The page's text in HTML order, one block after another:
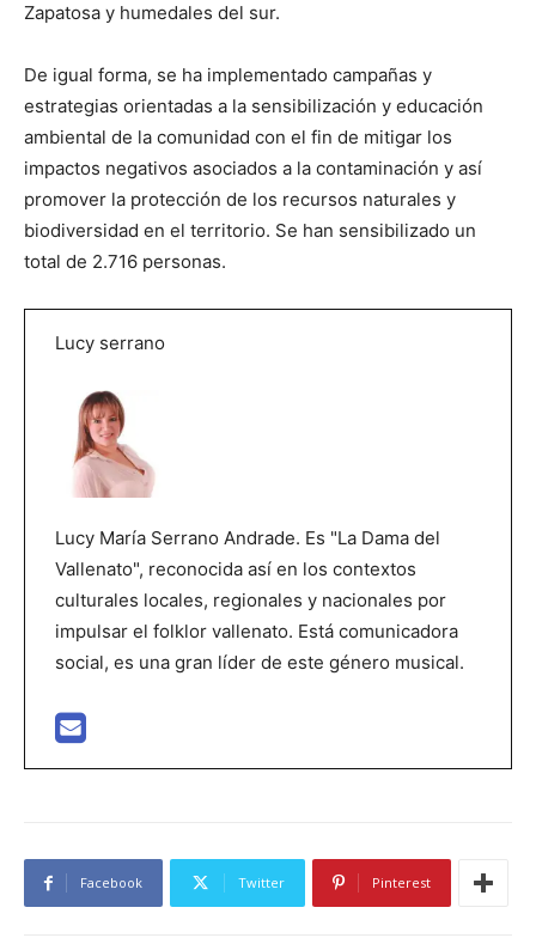
Zapatosa y humedales del sur.
De igual forma, se ha implementado campañas y
estrategias orientadas a la sensibilización y educación
ambiental de la comunidad con el fin de mitigar los
impactos negativos asociados a la contaminación y así
promover la protección de los recursos naturales y
biodiversidad en el territorio. Se han sensibilizado un
total de 2.716 personas.
Lucy serrano
Lucy María Serrano Andrade. Es "La Dama del
Vallenato", reconocida así en los contextos
culturales locales, regionales y nacionales por
impulsar el folklor vallenato. Está comunicadora
social, es una gran líder de este género musical.
Facebook Twitter Pinterest